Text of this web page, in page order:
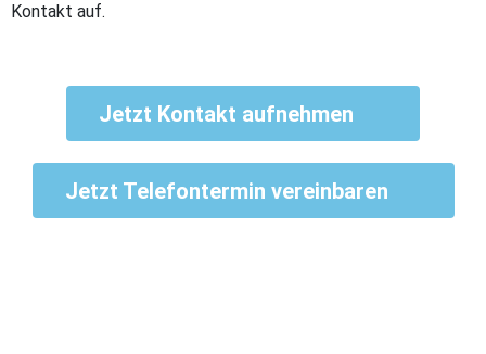
Kontakt auf.
Jetzt Kontakt aufnehmen
Jetzt Telefontermin vereinbaren